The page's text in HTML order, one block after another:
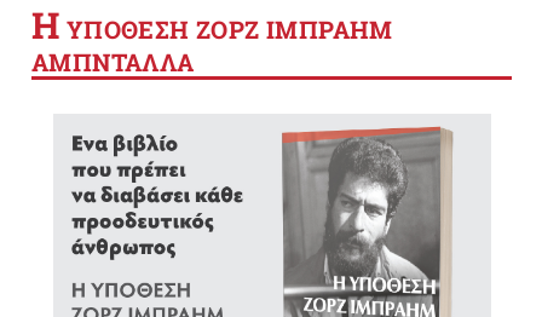
Η YΠΟΘΕΣΗ ΖΟΡΖ ΙΜΠΡΑΗΜ
ΑΜΠΝΤΑΛΛΑ